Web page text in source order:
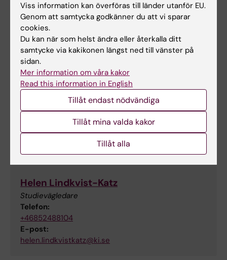
Telefon:
+46852488229
E-post:
sofia.louca@ki.se
Suzanne Katarina Almborg
Utbildningsadministratör
E-post:
suzanne.almborg@ki.se
Helen Lindkvist-Katz
Studievägledare
Telefon:
+46852488104
E-post:
helen.lindkvistkatz@ki.se
Viss information kan överföras till länder utanför EU.
Genom att samtycka godkänner du att vi sparar
cookies.
Du kan när som helst ändra eller återkalla ditt
samtycke via kakikonen längst ned till vänster på
sidan.
Mer information om våra kakor
Read this information in English
Tillåt endast nödvändiga
Tillåt mina valda kakor
Tillåt alla